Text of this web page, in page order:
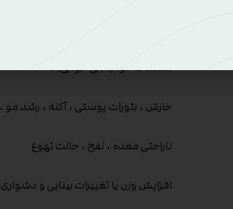
علائم قبل از قاعدگی (نفخ ، احتباس
مشکلات خواب (بی خوابی) ؛
خارش ، بثورات پوستی ، آکنه ، رشد
ناراحتی معده ، نفخ ، حالت تهوع
افزایش وزن یا تغییرات بینایی و